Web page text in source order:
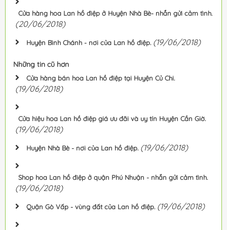
Cửa hàng hoa Lan hồ điệp ở Huyện Nhà Bè- nhắn gửi cảm tình.
(20/06/2018)
Huyện Bình Chánh - nơi của Lan hồ điệp. (19/06/2018)
Những tin cũ hơn
Cửa hàng bán hoa Lan hồ điệp tại Huyện Củ Chi.
(19/06/2018)
Cửa hiệu hoa Lan hồ điệp giá ưu đãi và uy tín Huyện Cần Giờ.
(19/06/2018)
Huyện Nhà Bè - nơi của Lan hồ điệp. (19/06/2018)
Shop hoa Lan hồ điệp ở quận Phú Nhuận - nhắn gửi cảm tình.
(19/06/2018)
Quận Gò Vấp - vùng đất của Lan hồ điệp. (19/06/2018)